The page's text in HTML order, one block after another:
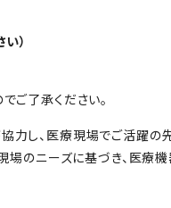
）
ご了承ください。
力し、医療現場でご活躍の
場のニーズに基づき、医療機